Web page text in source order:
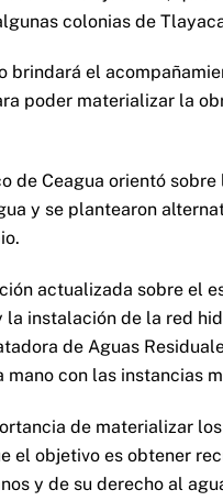
colonias de
brindará el
poder materializar la
de Ceagua orientó
y se plantearon
actualizada sobre el
la instalación de la red
de Aguas
con las instancias
de materializar
el objetivo es obtener
y de su derecho al